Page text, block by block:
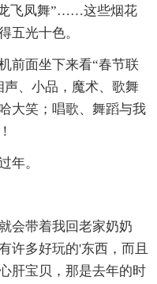
飞凤舞”……这些烟花
五光十色。
前面坐下来看“春节联
、小品，魔术、歌舞
大笑；唱歌、舞蹈与我
年。
会带着我回老家奶奶
许多好玩的'东西，而且
肝宝贝，那是去年的时